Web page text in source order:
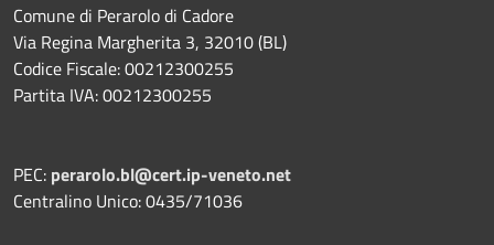
Comune di Perarolo di Cadore
Via Regina Margherita 3, 32010 (BL)
Codice Fiscale: 00212300255
Partita IVA: 00212300255
PEC: perarolo.bl@cert.ip-veneto.net
Centralino Unico: 0435/71036